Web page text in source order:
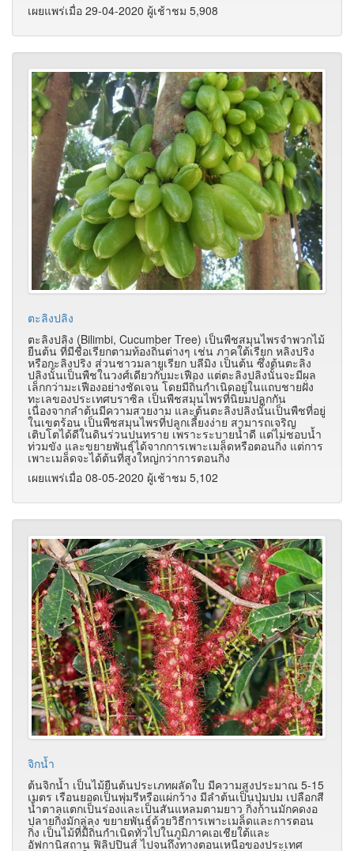
เผยแพร่เมื่อ 29-04-2020 ผู้เช้าชม 5,908
ตะลิงปลิง
ตะลิงปลิง (Bilimbi, Cucumber Tree) เป็นพืชสมุนไพรจำพวกไม้
ยืนต้น ที่มีชื่อเรียกตามท้องถิ่นต่างๆ เช่น ภาคใต้เรียก หลิงปริง
หรือกะลิงปริง ส่วนชาวมลายูเรียก บลีมิง เป็นต้น ซึ่งต้นตะลิง
ปลิงนั้นเป็นพืชในวงศ์เดียวกับมะเฟือง แต่ตะลิงปลิงนั้นจะมีผล
เล็กกว่ามะเฟืองอย่างชัดเจน โดยมีถิ่นกำเนิดอยู่ในแถบชายฝั่ง
ทะเลของประเทศบราซิล เป็นพืชสมุนไพรที่นิยมปลูกกัน
เนื่องจากลำต้นมีความสวยงาม และต้นตะลิงปลิงนั้นเป็นพืชที่อยู่
ในเขตร้อน เป็นพืชสมุนไพรที่ปลูกเลี้ยงง่าย สามารถเจริญ
เติบโตได้ดีในดินร่วนปนทราย เพราะระบายน้ำดี แต่ไม่ชอบน้ำ
ท่วมขัง และขยายพันธุ์ได้จากการเพาะเมล็ดหรือตอนกิ่ง แต่การ
เพาะเมล็ดจะได้ต้นที่สูงใหญ่กว่าการตอนกิ่ง
เผยแพร่เมื่อ 08-05-2020 ผู้เช้าชม 5,102
จิกน้ำ
ต้นจิกน้ำ เป็นไม้ยืนต้นประเภทผลัดใบ มีความสูงประมาณ 5-15
เมตร เรือนยอดเป็นพุ่มรีหรือแผ่กว้าง มีลำต้นเป็นปุ่มปม เปลือกสี
น้ำตาลแตกเป็นร่องและเป็นสันแหลมตามยาว กิ่งก้านมักคดงอ
ปลายกิ่งมักลู่ลง ขยายพันธุ์ด้วยวิธีการเพาะเมล็ดและการตอน
กิ่ง เป็นไม้ที่มีถิ่นกำเนิดทั่วไปในภูมิภาคเอเชียใต้และ
อัฟกานิสถาน ฟิลิปปินส์ ไปจนถึงทางตอนเหนือของประเทศ